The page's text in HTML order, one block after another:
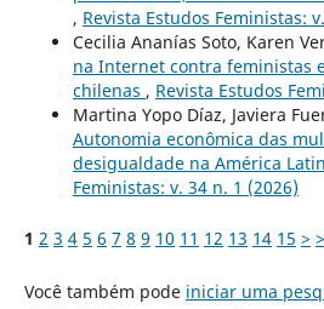
, Revista Estudos Feministas:
Cecilia Ananías Soto, Karen
na Internet contra feministas
chilenas , Revista Estudos
Martina Yopo Díaz, Javiera
Autonomia econômica das
desigualdade na América
Feministas: v. 34 n. 1 (2026)
1 2 3 4 5 6 7 8 9 10 11 12 13 14 15 >
Você também pode iniciar uma